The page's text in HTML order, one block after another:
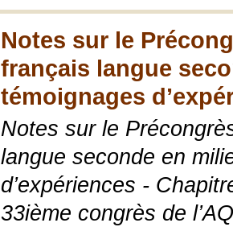
Notes sur le
français langue
témoignages
Notes sur le
langue seconde en
d’expériences -
33ième congrès de